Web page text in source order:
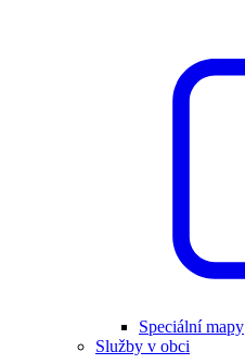
Speciální mapy
Služby v obci